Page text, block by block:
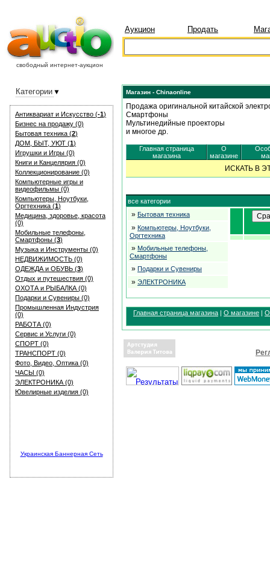
свободный интернет-аукцион
Аукцион Продать
Антиквариат и Искуcство (-1)
Бизнес на продажу (0)
Бытовая техника (2)
ДОМ, БЫТ, УЮТ (1)
Игрушки и Игры (0)
Книги и Канцелярия (0)
Коллекционирование (0)
Компьютерные игры и
видеофильмы (0)
Компьютеры, Ноутбуки,
Оргтехника (1)
Медицина, здоровье, красота
(0)
Мобильные телефоны,
Смартфоны (3)
Музыка и Инструменты (0)
НЕДВИЖИМОСТЬ (0)
ОДЕЖДА и ОБУВЬ (3)
Отдых и путешествия (0)
ОХОТА и РЫБАЛКА (0)
Подарки и Сувениры (0)
Промышленная Индустрия
(0)
РАБОТА (0)
Сервис и Услуги (0)
СПОРТ (0)
ТРАНСПОРТ (0)
Фото, Видео, Оптика (0)
ЧАСЫ (0)
ЭЛЕКТРОНИКА (0)
Ювелирные изделия (0)
Украинская Баннерная Сеть
Категории Магазин - Chinaonline
Продажа оригинальной китайской
Смартфоны
Мультинедийные проекторы
и многое др.
Главная страница
магазина
О
магазине
ИСКАТЬ В
все категории
» Бытовая техника
» Компьютеры, Ноутбуки,
Оргтехника
» Мобильные телефоны,
Смартфоны
» Подарки и Сувениры
» ЭЛЕКТРОНИКА
Главная страница магазина | О магазине |